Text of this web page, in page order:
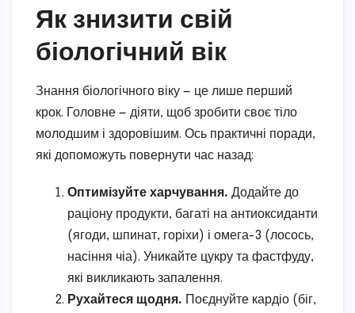
Як знизити свій
біологічний вік
Знання біологічного віку — це лише перший
крок. Головне — діяти, щоб зробити своє тіло
молодшим і здоровішим. Ось практичні поради,
які допоможуть повернути час назад:
Оптимізуйте харчування. Додайте до
раціону продукти, багаті на антиоксиданти
(ягоди, шпинат, горіхи) і омега-3 (лосось,
насіння чіа). Уникайте цукру та фастфуду,
які викликають запалення.
Рухайтеся щодня. Поєднуйте кардіо (біг,